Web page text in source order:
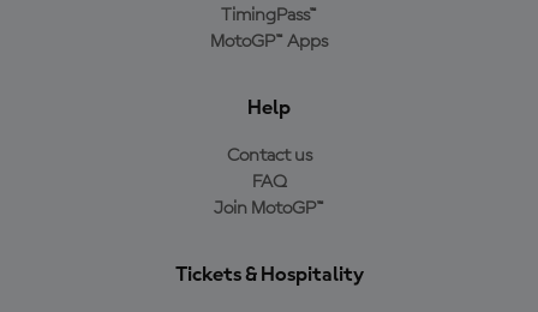
TimingPass™
MotoGP™ Apps
Help
Contact us
FAQ
Join MotoGP™
Tickets & Hospitality